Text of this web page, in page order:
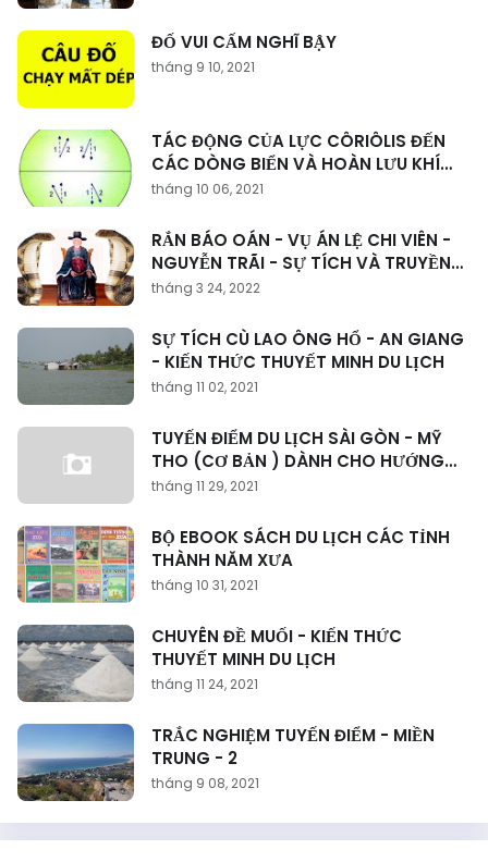
ĐỐ VUI CẤM NGHĨ BẬY
tháng 9 10, 2021
TÁC ĐỘNG CỦA LỰC CÔRIÔLIS ĐẾN
CÁC DÒNG BIỂN VÀ HOÀN LƯU KHÍ
QUYỂN
tháng 10 06, 2021
RẮN BÁO OÁN - VỤ ÁN LỆ CHI VIÊN -
NGUYỄN TRÃI - SỰ TÍCH VÀ TRUYỀN
THUYẾT
tháng 3 24, 2022
SỰ TÍCH CÙ LAO ÔNG HỔ - AN GIANG
- KIẾN THỨC THUYẾT MINH DU LỊCH
tháng 11 02, 2021
TUYẾN ĐIỂM DU LỊCH SÀI GÒN - MỸ
THO (CƠ BẢN ) DÀNH CHO HƯỚNG
DẪN VIÊN
tháng 11 29, 2021
BỘ EBOOK SÁCH DU LỊCH CÁC TỈNH
THÀNH NĂM XƯA
tháng 10 31, 2021
CHUYÊN ĐỀ MUỐI - KIẾN THỨC
THUYẾT MINH DU LỊCH
tháng 11 24, 2021
TRẮC NGHIỆM TUYẾN ĐIỂM - MIỀN
TRUNG - 2
tháng 9 08, 2021